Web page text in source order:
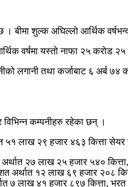
बीमा शुल्क अघिल्लो आर्थिक
वर्षमा यस्तो नाफा २५ करोड २५
लगानी तथा कर्जाबाट ६ अर्ब
कम्पनीहरु रहेका छन् ।
५१ लाख २९ हजार ४६३ कित्ता
२७ लाख २५ हजार ५४०
अर्थात १२ लाख ६९ हजार २०८
७ लाख ४१ हजार ८९७ कित्ता,